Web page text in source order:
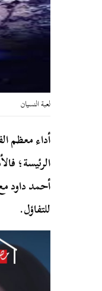
لعبة النسيان
أداء معظم
الرئيسة؛
أحمد داود
للتفاؤل.